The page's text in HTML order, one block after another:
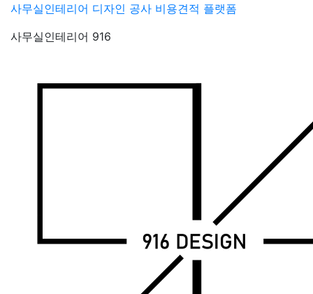
Skip
content
사무실인테리어 디자인 공사 비용견적 플랫폼
사무실인테리어 916